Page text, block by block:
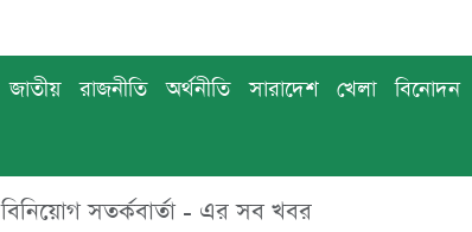
জাতীয় রাজনীতি অর্থনীতি সারাদেশ খেলা বিনোদন
বিনিয়োগ সতর্কবার্তা - এর সব খবর